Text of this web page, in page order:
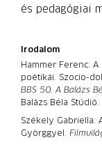
és pedagógiai
Irodalom
Hammer Ferenc:
poétikái. Szocio-
BBS 50. A Balázs
Balázs Béla Stúdió.
Székely Gabriella:
Györggyel.